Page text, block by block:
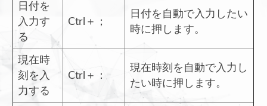
日付を
入力す
る
Ctrl＋；
日付を自動で入力したい
時に押します。
現在時
刻を入
力する
Ctrl＋：
現在時刻を自動で入力し
たい時に押します。